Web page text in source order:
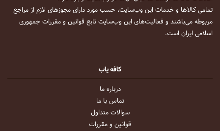
تمامی کالاها و خدمات این وب‌سایت، حسب مورد دارای مجوزهای لازم از مراجع
مربوطه می‌باشند و فعالیت‌های این وب‌سایت تابع قوانین و مقررات جمهوری
اسلامی ایران است.
کافه یاب
درباره ما
تماس با ما
سوالات متداول
قوانین و مقررات